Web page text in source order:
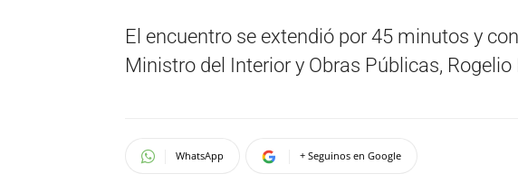
El encuentro se extendió por 45 minutos y
Ministro del Interior y Obras Públicas, Rogelio
WhatsApp + Seguinos en Google